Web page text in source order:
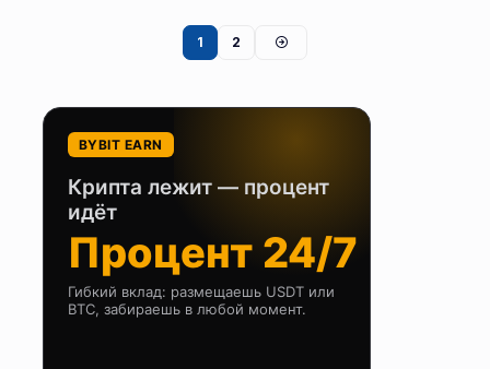
1 2
BYBIT EARN
Крипта лежит — процент
идёт
Процент 24/7
Гибкий вклад: размещаешь USDT или
BTC, забираешь в любой момент.